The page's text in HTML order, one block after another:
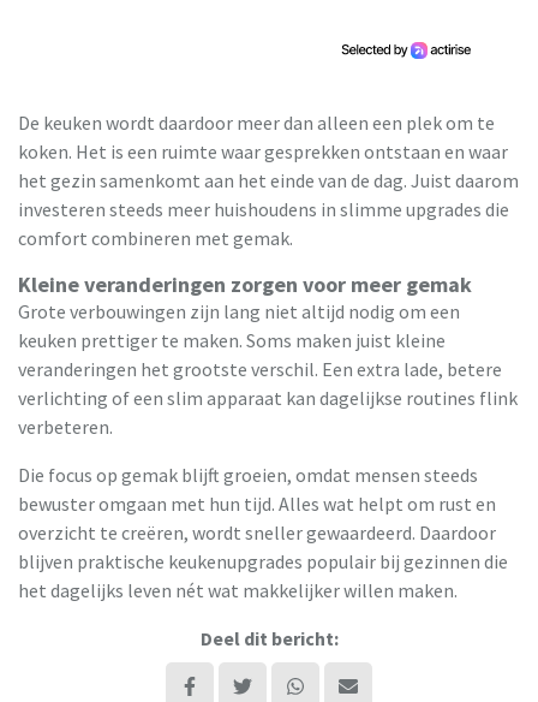
De keuken wordt daardoor meer dan alleen een plek om te
koken. Het is een ruimte waar gesprekken ontstaan en waar
het gezin samenkomt aan het einde van de dag. Juist daarom
investeren steeds meer huishoudens in slimme upgrades die
comfort combineren met gemak.
Kleine veranderingen zorgen voor meer gemak
Grote verbouwingen zijn lang niet altijd nodig om een
keuken prettiger te maken. Soms maken juist kleine
veranderingen het grootste verschil. Een extra lade, betere
verlichting of een slim apparaat kan dagelijkse routines flink
verbeteren.
Die focus op gemak blijft groeien, omdat mensen steeds
bewuster omgaan met hun tijd. Alles wat helpt om rust en
overzicht te creëren, wordt sneller gewaardeerd. Daardoor
blijven praktische keukenupgrades populair bij gezinnen die
het dagelijks leven nét wat makkelijker willen maken.
Deel dit bericht: